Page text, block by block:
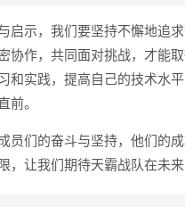
启示，我们要坚持不懈地追
协作，共同面对挑战，才能
和实践，提高自己的技术水
前。
员们的奋斗与坚持，他们的
让我们期待天霸战队在未